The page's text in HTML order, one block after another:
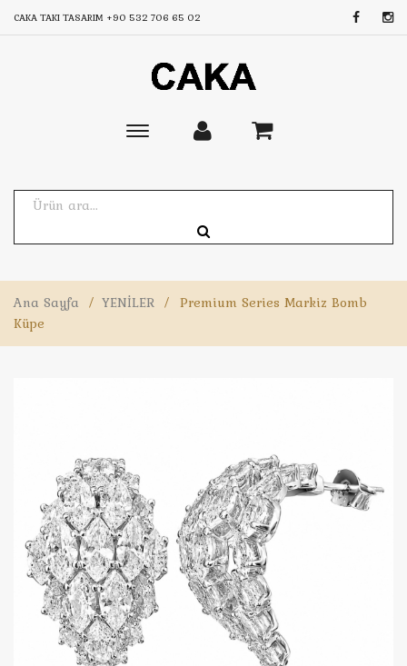
CAKA TAKI TASARIM +90 532 706 65 02
Toggle
Ana Sayfa / YENİLER / Premium Series Markiz Bomb
Küpe